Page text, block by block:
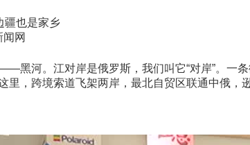
疆也是家乡
网
河。江对岸是俄罗斯，我们叫它“对岸”。一
里，跨境索道飞架两岸，最北自贸区联通中俄